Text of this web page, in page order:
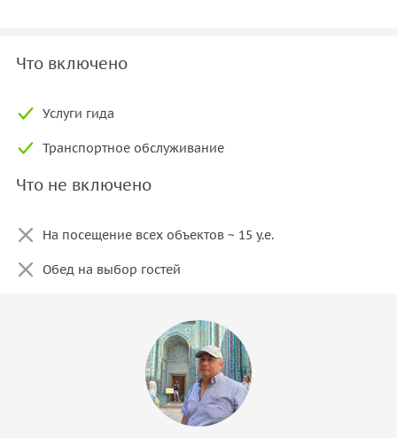
Что включено
Услуги гида
Транспортное обслуживание
Что не включено
На посещение всех объектов ~ 15 у.е.
Обед на выбор гостей